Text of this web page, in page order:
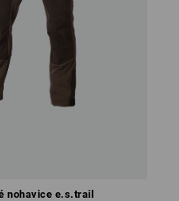
nohavice e.s.trail